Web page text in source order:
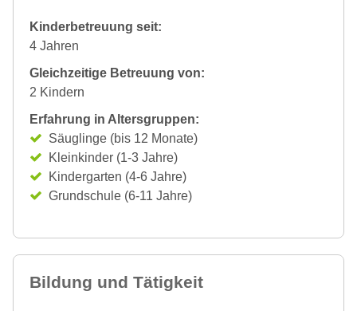
Kinderbetreuung seit:
4 Jahren
Gleichzeitige Betreuung von:
2 Kindern
Erfahrung in Altersgruppen:
Säuglinge (bis 12 Monate)
Kleinkinder (1-3 Jahre)
Kindergarten (4-6 Jahre)
Grundschule (6-11 Jahre)
Bildung und Tätigkeit